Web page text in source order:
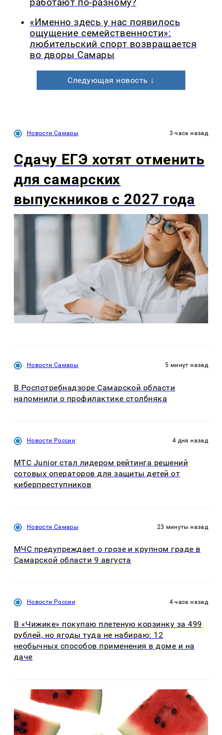
работают по-разному?
«Именно здесь у нас появилось
ощущение семейственности»:
любительский спорт возвращается
во дворы Самары
Следующая новость ↓
Новости Самары 3 часа назад
Сдачу ЕГЭ хотят отменить
для самарских
выпускников с 2027 года
Новости Самары 5 минут назад
В Роспотребнадзоре Самарской области
напомнили о профилактике столбняка
Новости России 4 дня назад
МТС Junior стал лидером рейтинга решений
сотовых операторов для защиты детей от
киберпреступников
Новости Самары 23 минуты назад
МЧС предупреждает о грозе и крупном граде в
Самарской области 9 августа
Новости России 4 часа назад
В «Чижике» покупаю плетеную корзинку за 499
рублей, но ягоды туда не набираю: 12
необычных способов применения в доме и на
даче